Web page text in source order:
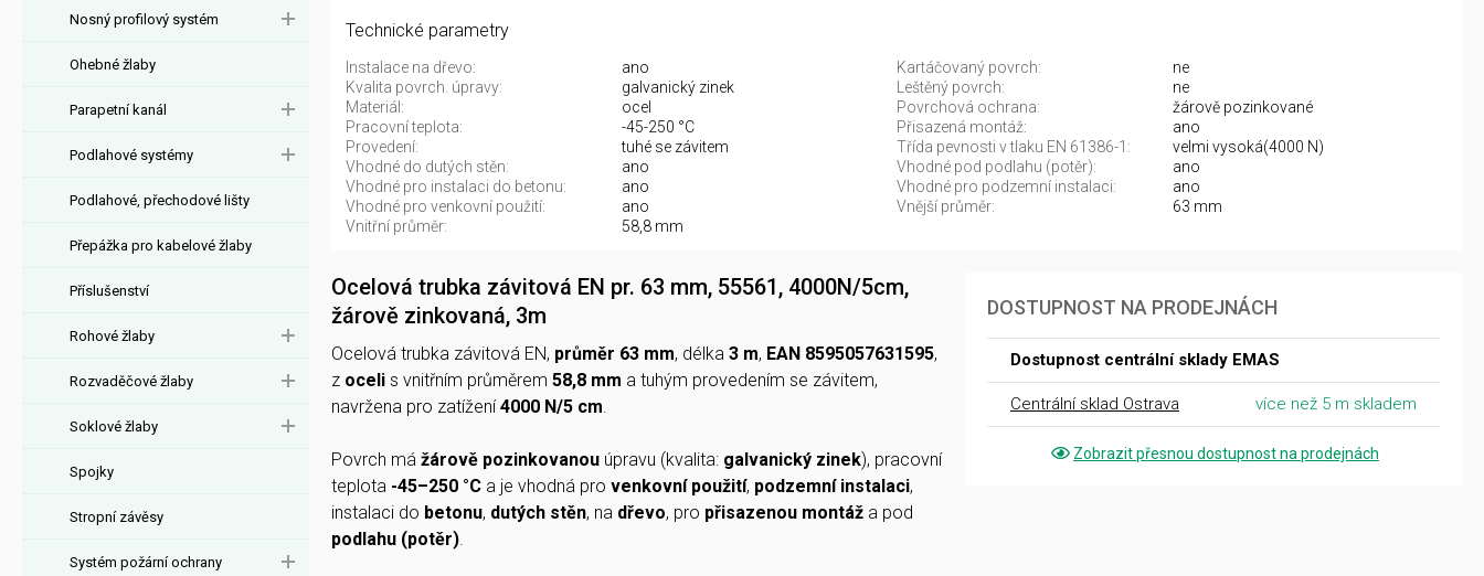
Nosný profilový systém
Ohebné žlaby
Parapetní kanál
Podlahové systémy
Podlahové, přechodové lišty
Přepážka pro kabelové žlaby
Příslušenství
Rohové žlaby
Rozvaděčové žlaby
Soklové žlaby
Spojky
Stropní závěsy
Systém požární ochrany
Technické parametry
Instalace na dřevo: ano Kartáčovaný povrch:
ne
Kvalita povrch. úpravy:
galvanický zinek Leštěný povrch:
ne
Materiál:
ocel Povrchová ochrana:
žárově pozinkované
Pracovní teplota:
-45-250 °C Přisazená montáž:
ano
Provedení:
tuhé se závitem Třída pevnosti v tlaku EN 61386-1:
velmi vysoká(4000 N)
Vhodné do dutých stěn:
ano Vhodné pod podlahu (potěr):
ano
Vhodné pro instalaci do betonu:
ano Vhodné pro podzemní instalaci:
ano
Vhodné pro venkovní použití:
ano Vnější průměr:
63 mm
Vnitřní průměr:
58,8 mm
Ocelová trubka závitová EN pr. 63 mm, 55561, 4000N/5cm,
žárově zinkovaná, 3m
Ocelová trubka závitová EN, průměr 63 mm, délka 3 m, EAN 8595057631595,
z oceli s vnitřním průměrem 58,8 mm a tuhým provedením se závitem,
navržena pro zatížení4000 N/5 cm.
Povrch má žárově pozinkovanou úpravu (kvalita: galvanický zinek), pracovní
teplota -45–250 °C a je vhodná pro venkovní použití, podzemní instalaci,
instalaci do betonu, dutých stěn, na dřevo, pro přisazenou montáž a pod
podlahu (potěr).
DOSTUPNOST NA PRODEJNÁCH
Dostupnost centrální sklady EMAS
Centrální sklad Ostrava více než 5 m skladem
Zobrazit přesnou dostupnost na prodejnách